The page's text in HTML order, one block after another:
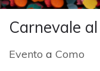
Carnevale
Evento a Como